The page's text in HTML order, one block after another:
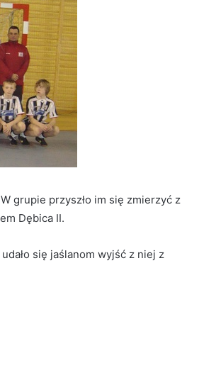
grupie przyszło im się zmierzyć z
Dębica II.
się jaślanom wyjść z niej z